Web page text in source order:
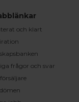
och klart
frågor och svar